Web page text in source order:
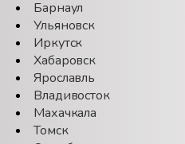
Барнаул
Ульяновск
Иркутск
Хабаровск
Ярославль
Владивосток
Махачкала
Томск